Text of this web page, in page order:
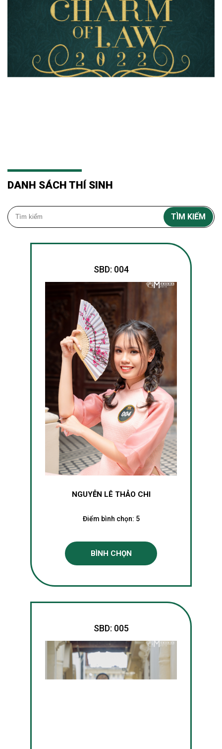
DANH SÁCH THÍ SINH
TÌM KIẾM
SBD: 004
NGUYỄN LÊ THẢO CHI
Điểm bình chọn: 5
BÌNH CHỌN
SBD: 005